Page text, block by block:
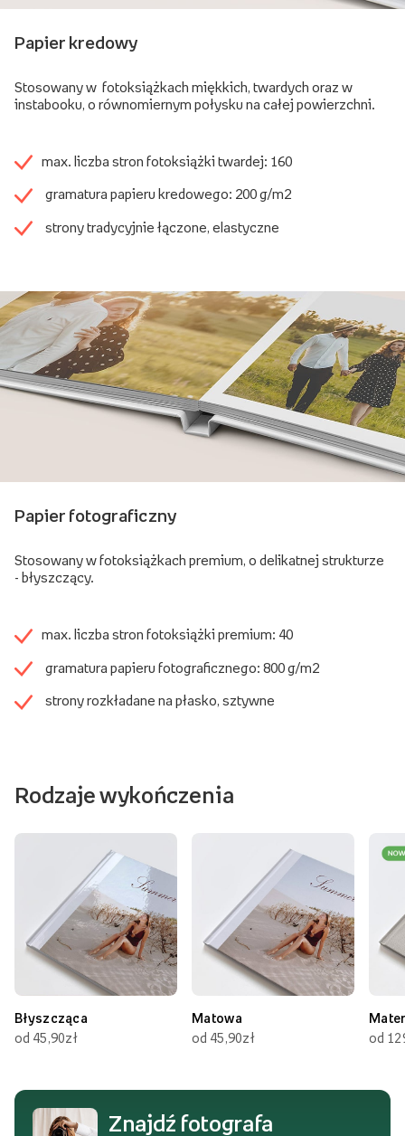
Papier kredowy
Stosowany w fotoksiążkach miękkich, twardych oraz w
instabooku, o równomiernym połysku na całej powierzchni.
max. liczba stron fotoksiążki twardej: 160
gramatura papieru kredowego: 200 g/m2
strony tradycyjnie łączone, elastyczne
Papier fotograficzny
Stosowany w fotoksiążkach premium, o delikatnej strukturze
- błyszczący.
max. liczba stron fotoksiążki premium: 40
gramatura papieru fotograficznego: 800 g/m2
strony rozkładane na płasko, sztywne
Rodzaje wykończenia
Błyszcząca
od 45,90zł
Matowa
od 45,90zł
od
Znajdź fotografa